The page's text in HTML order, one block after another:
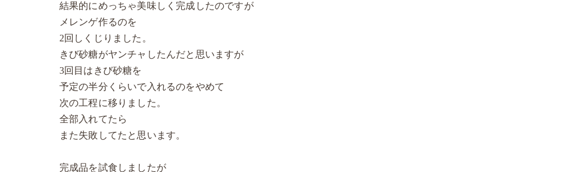
結果的にめっちゃ美味しく完成したのですが
メレンゲ作るのを
2回しくじりました。
きび砂糖がヤンチャしたんだと思いますが
3回目はきび砂糖を
予定の半分くらいで入れるのをやめて
次の工程に移りました。
全部入れてたら
また失敗してたと思います。
完成品を試食しましたが